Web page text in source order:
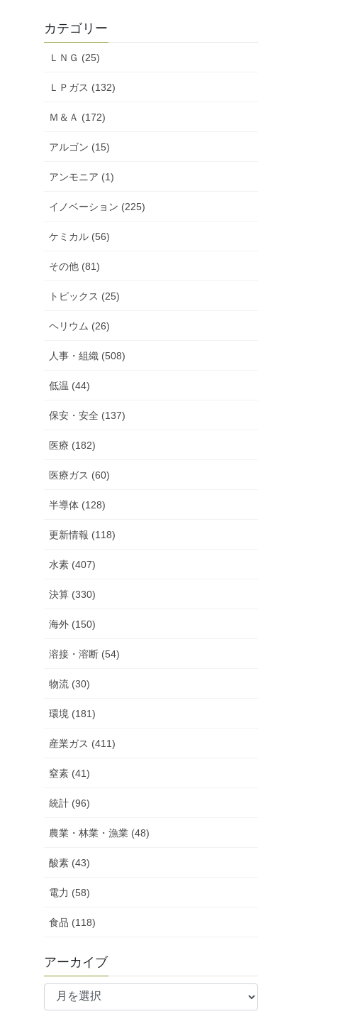
カテゴリー
ＬＮＧ (25)
ＬＰガス (132)
Ｍ＆Ａ (172)
アルゴン (15)
アンモニア (1)
イノベーション (225)
ケミカル (56)
その他 (81)
トピックス (25)
ヘリウム (26)
人事・組織 (508)
低温 (44)
保安・安全 (137)
医療 (182)
医療ガス (60)
半導体 (128)
更新情報 (118)
水素 (407)
決算 (330)
海外 (150)
溶接・溶断 (54)
物流 (30)
環境 (181)
産業ガス (411)
窒素 (41)
統計 (96)
農業・林業・漁業 (48)
酸素 (43)
電力 (58)
食品 (118)
アーカイブ
ア